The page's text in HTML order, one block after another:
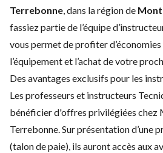
Terrebonne, dans la région de
fassiez partie de l’équipe
vous permet de profiter
l’équipement et l’achat de votre
Des avantages exclusifs pour les
Les professeurs et instructeurs
bénéficier d'offres privilégiées chez
Terrebonne. Sur présentation d’une
(talon de paie), ils auront accès aux